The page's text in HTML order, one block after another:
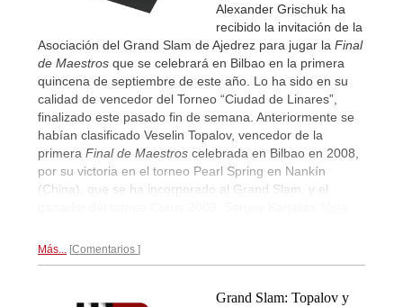
Alexander Grischuk ha
recibido la invitación de la
Asociación del Grand Slam de Ajedrez para jugar la Final
de Maestros que se celebrará en Bilbao en la primera
quincena de septiembre de este año. Lo ha sido en su
calidad de vencedor del Torneo “Ciudad de Linares”,
finalizado este pasado fin de semana. Anteriormente se
habían clasificado Veselin Topalov, vencedor de la
primera Final de Maestros celebrada en Bilbao en 2008,
por su victoria en el torneo Pearl Spring en Nankín
(China), que se ha incorporado al Grand Slam, y el
Más... Comentarios
Grand Slam: Topalov y